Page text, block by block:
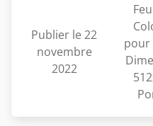
Publier le 22
novembre
2022
pour